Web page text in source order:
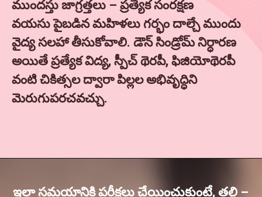
ముందస్తు జాగ్రత్తలు – ప్రత్యేక సంరక్షణ
వయసు పైబడిన మహిళలు గర్భం దాల్చే ముందు
వైద్య సలహా తీసుకోవాలి. డౌన్ సిండ్రోమ్ నిర్ధారణ
అయితే ప్రత్యేక విద్య, స్పీచ్ థెరపీ, ఫిజియోథెరపీ
వంటి చికిత్సల ద్వారా పిల్లల అభివృద్ధిని
మెరుగుపరచవచ్చు.
ఇలా సమయానికి పరీక్షలు చేయించుకుంటే, తల్లి –